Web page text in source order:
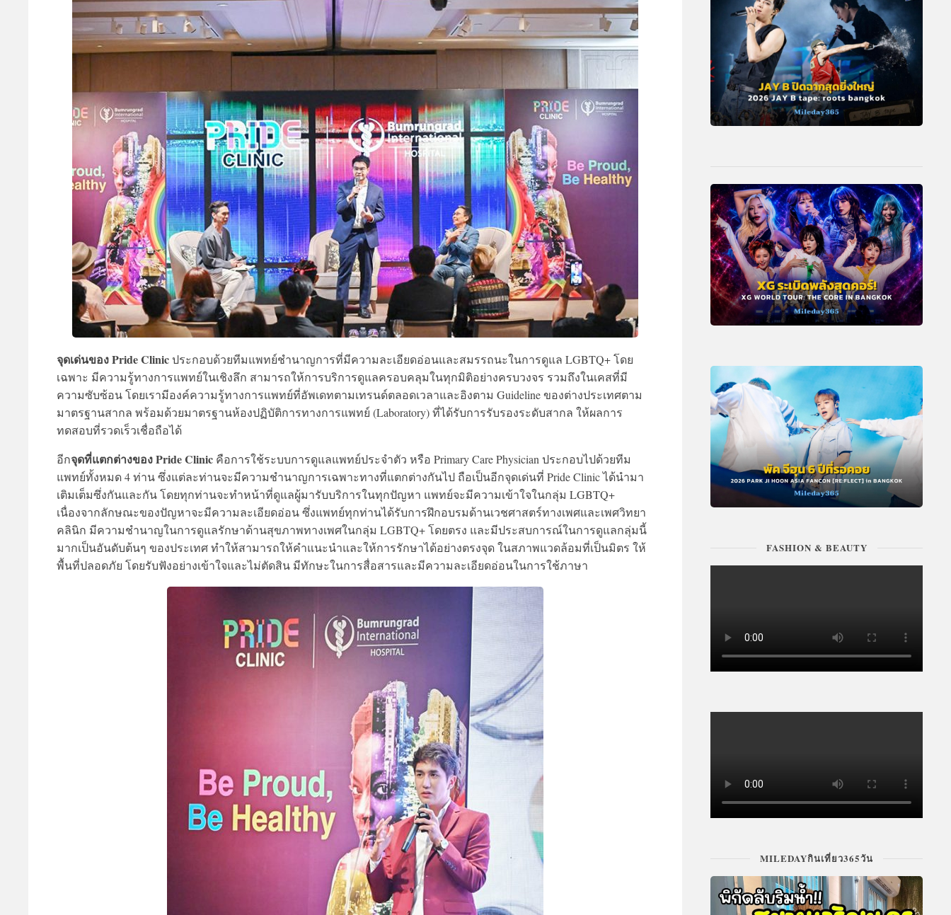
จุดเด่นของ Pride Clinicประกอบด้วยทีมแพทย์ชำนาญการที่มีความละเอียดอ่อนและสมรรถนะในการดูแล LGBTQ+ โดย
เฉพาะ มีความรู้ทางการแพทย์ในเชิงลึก สามารถให้การบริการดูแลครอบคลุมในทุกมิติอย่างครบวงจร รวมถึงในเคสที่มี
ความซับซ้อน โดยเรามีองค์ความรู้ทางการแพทย์ที่อัพเดทตามเทรนด์ตลอดเวลาและอิงตาม Guideline ของต่างประเทศตาม
มาตรฐานสากล พร้อมด้วยมาตรฐานห้องปฏิบัติการทางการแพทย์ (Laboratory) ที่ได้รับการรับรองระดับสากล ให้ผลการ
ทดสอบที่รวดเร็วเชื่อถือได้
อีกจุดที่แตกต่างของ Pride Clinic คือการใช้ระบบการดูแลแพทย์ประจำตัว หรือ Primary Care Physician ประกอบไปด้วยทีม
แพทย์ทั้งหมด 4 ท่าน ซึ่งแต่ละท่านจะมีความชำนาญการเฉพาะทางที่แตกต่างกันไป ถือเป็นอีกจุดเด่นที่ Pride Clinic ได้นำมา
เติมเต็มซึ่งกันและกัน โดยทุกท่านจะทำหน้าที่ดูแลผู้มารับบริการในทุกปัญหา แพทย์จะมีความเข้าใจในกลุ่ม LGBTQ+
เนื่องจากลักษณะของปัญหาจะมีความละเอียดอ่อน ซึ่งแพทย์ทุกท่านได้รับการฝึกอบรมด้านเวชศาสตร์ทางเพศและเพศวิทยา
คลินิก มีความชำนาญในการดูแลรักษาด้านสุขภาพทางเพศในกลุ่ม LGBTQ+ โดยตรง และมีประสบการณ์ในการดูแลกลุ่มนี้
มากเป็นอันดับต้นๆ ของประเทศ ทำให้สามารถให้คำแนะนำและให้การรักษาได้อย่างตรงจุด ในสภาพแวดล้อมที่เป็นมิตร ให้
พื้นที่ปลอดภัย โดยรับฟังอย่างเข้าใจและไม่ตัดสิน มีทักษะในการสื่อสารและมีความละเอียดอ่อนในการใช้ภาษา
FASHION & BEAUTY
MILEDAYกินเที่ยว365วัน